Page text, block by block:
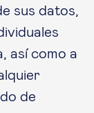
sus datos,
así como a
de